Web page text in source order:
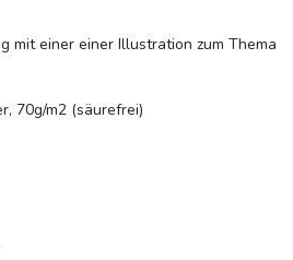
mit einer einer Illustration zum Thema
70g/m2 (säurefrei)